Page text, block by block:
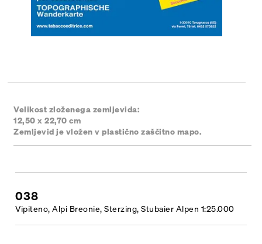
Velikost zloženega zemljevida:
12,50 x 22,70 cm
Zemljevid je vložen v plastično zaščitno mapo.
038
Vipiteno, Alpi Breonie, Sterzing, Stubaier Alpen 1:25.000